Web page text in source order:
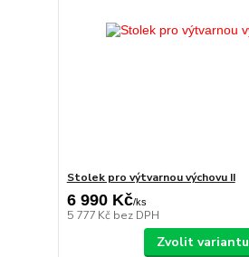
Stolek pro výtvarnou výchovu II
6 990 Kč/ks
5 777 Kč bez DPH
Zvolit variantu